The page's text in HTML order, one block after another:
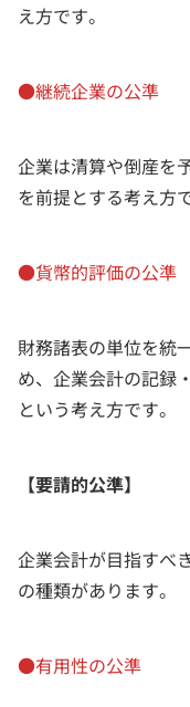
え方です。
●継続企業の公準
企業は清算や倒産を
を前提とする考え方
●貨幣的評価の公準
財務諸表の単位を統
め、企業会計の記録
という考え方です。
【要請的公準】
企業会計が目指すべ
の種類があります。
●有用性の公準